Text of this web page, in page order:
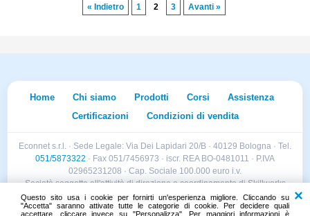
Questo sito usa i cookie per fornirti un'esperienza migliore. Cliccando su
"Accetta" saranno attivate tutte le categorie di cookie. Per decidere quali
accettare, cliccare invece su "Personalizza". Per maggiori informazioni è
« Indietro
1 2 3 Avanti »
Home Chi siamo Prodotti Corsi
Assistenza
Certificazioni
Condizioni di vendita
Econnet s.r.l. · Sede Legale: Via Dei Lapidari 20/B · 40129 Bologna · Tel.
051/5873322 · Fax 051/7456973 · iscr. REA BO-0481011 · P.IVA
02965231208 · Cap. Sociale 100.000 euro i.v.
Società soggetta all'attività di direzione e coordinamento di Skillworks
Holding s.r.l. · Sede Legale: Via Vittorio Emanuele II 28 · Roncadelle (BS)
- C.F. 04151440981